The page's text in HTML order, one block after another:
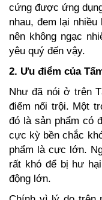
cứng được ứng
nhau, đem lại
nên không ngạc
yêu quý đến vậy.
2. Ưu điểm của
Như đã nói ở trên
điểm nổi trội. Một
đó là sản phẩm có
cực kỳ bền chắc
phẩm là cực lớn.
rất khó để bị hư
động lớn.